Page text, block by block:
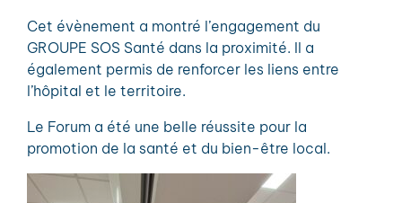
Cet évènement a montré l’engagement du
GROUPE SOS Santé dans la proximité. Il a
également permis de renforcer les liens entre
l’hôpital et le territoire.
Le Forum a été une belle réussite pour la
promotion de la santé et du bien-être local.